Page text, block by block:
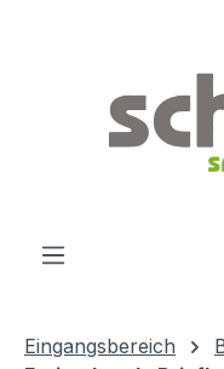
Eingangsbereich